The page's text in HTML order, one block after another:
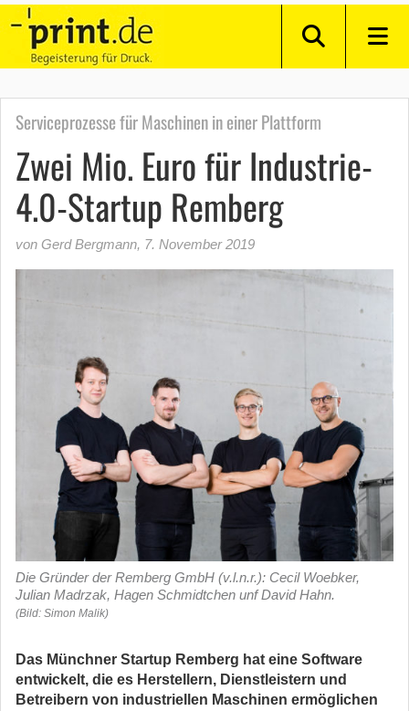
Serviceprozesse für Maschinen in einer Plattform
Zwei Mio. Euro für Industrie-
4.0-Startup Remberg
von Gerd Bergmann, 7. November 2019
Die Gründer der Remberg GmbH (v.l.n.r.): Cecil Woebker,
Julian Madrzak, Hagen Schmidtchen unf David Hahn.
(Bild: Simon Malik)
Das Münchner Startup Remberg hat eine Software
entwickelt, die es Herstellern, Dienstleistern und
Betreibern von industriellen Maschinen ermöglichen